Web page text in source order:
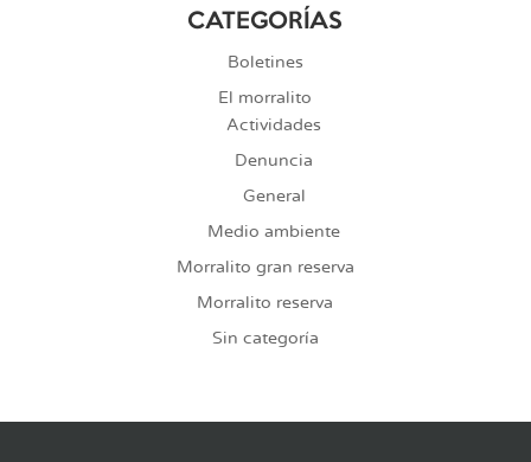
CATEGORÍAS
Boletines
El morralito
Actividades
Denuncia
General
Medio ambiente
Morralito gran reserva
Morralito reserva
Sin categoría